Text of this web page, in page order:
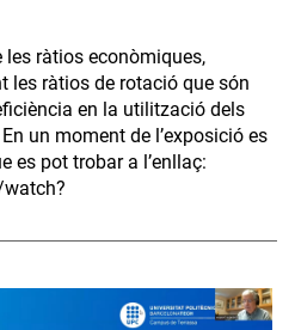
les ràtios econòmiques,
les ràtios de rotació que són
en la utilització dels
un moment de l’exposició es
es pot trobar a l’enllaç: